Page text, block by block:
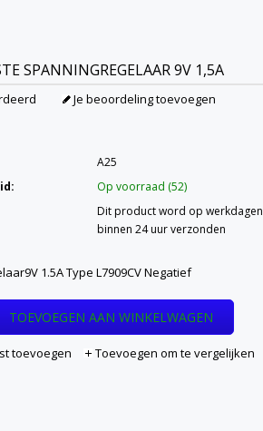
SPANNINGREGELAAR 9V 1,5A
Je beoordeling toevoegen
A25
Op voorraad (52)
Dit product word op werkdagen
binnen 24 uur verzonden
1.5A Type L7909CV Negatief
TOEVOEGEN AAN WINKELWAGEN
toevoegen Toevoegen om te vergelijken